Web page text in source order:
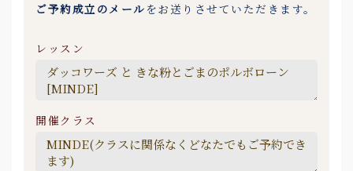
ご予約成立のメール をお送りさせていただきます。
レッスン
開催クラス